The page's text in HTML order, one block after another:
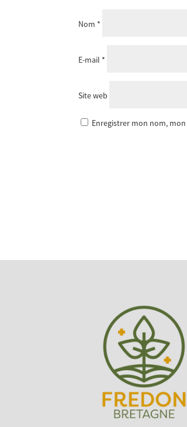
Nom *
E-mail *
Site web
Enregistrer mon nom,